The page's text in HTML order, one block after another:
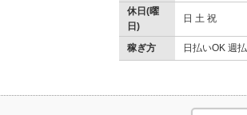
休日(曜
日)
日 土 祝
稼ぎ方 日払いOK 週